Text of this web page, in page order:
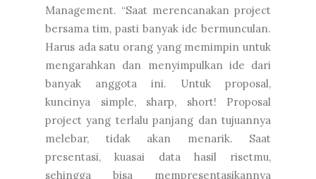
Management. “Saat merencanakan project
bersama tim, pasti banyak ide bermunculan.
Harus ada satu orang yang memimpin untuk
mengarahkan dan menyimpulkan ide dari
banyak anggota ini. Untuk proposal,
kuncinya simple, sharp, short! Proposal
project yang terlalu panjang dan tujuannya
melebar, tidak akan menarik. Saat
presentasi, kuasai data hasil risetmu,
sehingga bisa mempresentasikannya